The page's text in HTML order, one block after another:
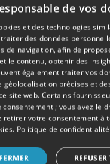
sur place pour
la fin de l’année. 3
1 million
habitants sinistrés
de vos
et des technologies
des données
de navigation, afin de
le contenu, obtenir des
également traiter vos
précises et
site web. Certains
; vous avez le
retirer votre consentement à
. Politique de confidentialité